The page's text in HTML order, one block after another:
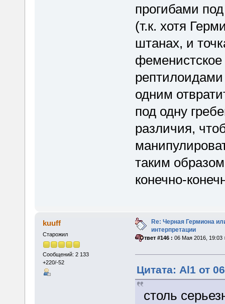
прогибами
(т.к. хотя
штанах, и
феменистское
одним
под одну
различия,
таким
конечно-
kuuff
Старожил
Сообщений: 2 133
+220/-52
Re: Черная Гермиона
интерпретации
«Ответ #146 : 06 Мая 2016, 19:03
Цитата: Al1 от
столь